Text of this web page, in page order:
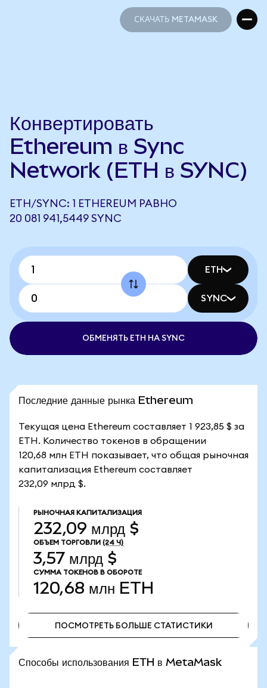
СКАЧАТЬ METAMASK
Конвертировать
Ethereum в Sync
Network (ETH в SYNC)
ETH/SYNC: 1 ETHEREUM РАВНО
20 081 941,5449 SYNC
ETH
SYNC
ОБМЕНЯТЬ ETH НА SYNC
Последние данные рынка Ethereum
Текущая цена Ethereum составляет 1 923,85 $ за
ETH. Количество токенов в обращении
120,68 млн ETH показывает, что общая рыночная
капитализация Ethereum составляет
232,09 млрд $.
РЫНОЧНАЯ КАПИТАЛИЗАЦИЯ
232,09 млрд $
ОБЪЕМ ТОРГОВЛИ (24 Ч)
3,57 млрд $
СУММА ТОКЕНОВ В ОБОРОТЕ
120,68 млн ETH
ПОСМОТРЕТЬ БОЛЬШЕ СТАТИСТИКИ
Способы использования ETH в MetaMask